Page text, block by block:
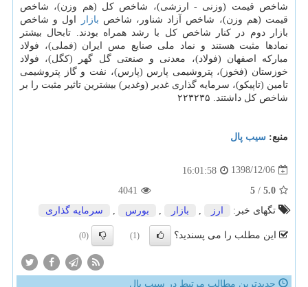
شاخص قیمت (وزنی - ارزشی)، شاخص كل (هم وزن)، شاخص
قیمت (هم وزن)، شاخص آزاد شناور، شاخص بازار
اول و شاخص
بازار دوم در كنار شاخص كل با رشد همراه بودند. تابحال بیشتر
نمادها مثبت هستند و نماد ملی صنایع مس ایران (فملی)، فولاد
مباركه اصفهان (فولاد)، معدنی و صنعتی گل گهر (كگل)، فولاد
خوزستان (فخوز)، پتروشیمی پارس (پارس)، نفت و گاز پتروشیمی
تامین (تاپیكو)، سرمایه گذاری غدیر (وغدیر) بیشترین تاثیر مثبت را بر
شاخص كل داشتند. ۲۲۳۲۳۵
منبع: سیب پال
1398/12/06
16:01:58
5.0
/
5
4041
تگهای خبر:
ارز بازار بورس سرمایه گذاری
این مطلب را می پسندید؟ (1)
(0)
جدیدترین مطالب مرتبط در سیب پال